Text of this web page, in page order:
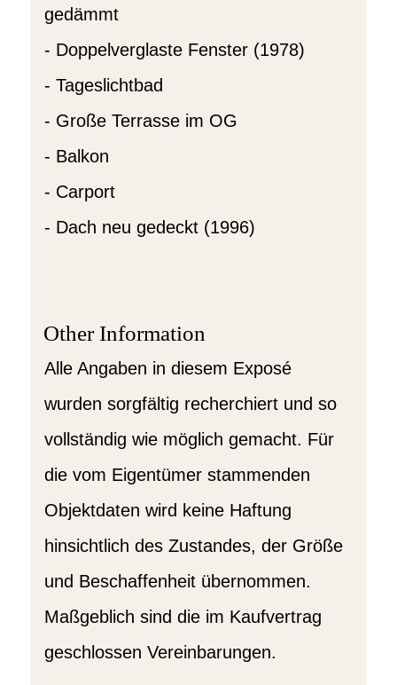
gedämmt
- Doppelverglaste Fenster (1978)
- Tageslichtbad
- Große Terrasse im OG
- Balkon
- Carport
- Dach neu gedeckt (1996)
Other Information
Alle Angaben in diesem Exposé
wurden sorgfältig recherchiert und so
vollständig wie möglich gemacht. Für
die vom Eigentümer stammenden
Objektdaten wird keine Haftung
hinsichtlich des Zustandes, der Größe
und Beschaffenheit übernommen.
Maßgeblich sind die im Kaufvertrag
geschlossen Vereinbarungen.